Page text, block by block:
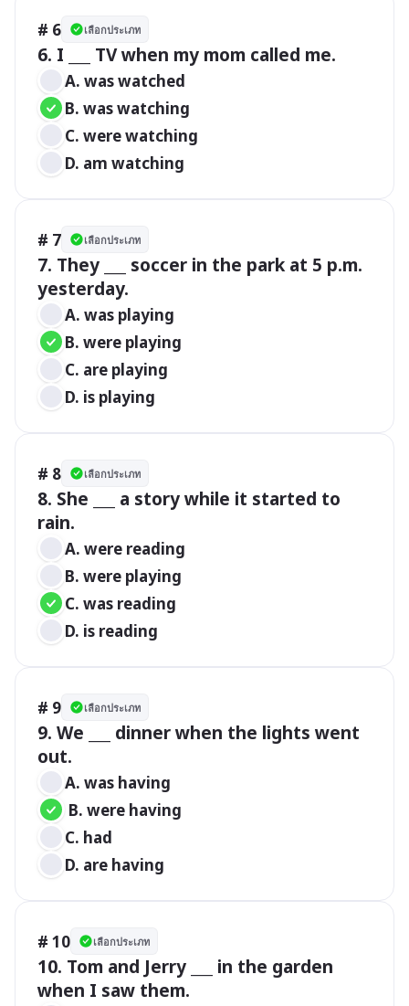
# 6 เลือกประเภท
6. I ___ TV when my mom called me.
A. was watched
B. was watching
C. were watching
D. am watching
# 7 เลือกประเภท
7. They ___ soccer in the park at 5 p.m.
A. was playing
B. were playing
C. are playing
D. is playing
# 8 เลือกประเภท
8. She ___ a story while it started to
rain.
A. were reading
B. were playing
C. was reading
D. is reading
# 9 เลือกประเภท
9. We ___ dinner when the lights went
out.
A. was having
B. were having
C. had
D. are having
# 10 เลือกประเภท
10. Tom and Jerry ___ in the garden
when I saw them.